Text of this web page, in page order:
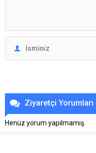
Ziyaretçi Yorumları
Henüz yorum yapılmamış.